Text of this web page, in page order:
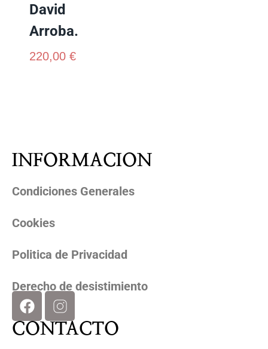
David
Arroba.
220,00 €
INFORMACION
Condiciones Generales
Cookies
Politica de Privacidad
Derecho de desistimiento
CONTACTO